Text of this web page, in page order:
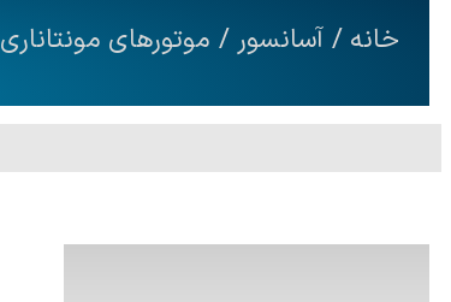
خانه /آسانسور / موتورهای مونتاناری